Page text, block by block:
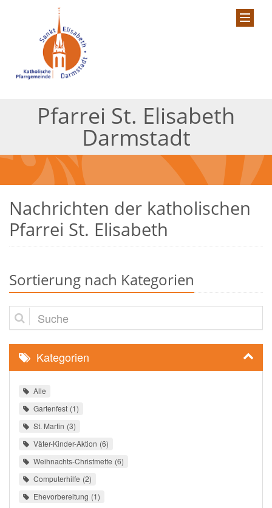
Pfarrei St. Elisabeth
Darmstadt
Nachrichten der katholischen
Pfarrei St. Elisabeth
Sortierung nach Kategorien
Suche
Kategorien
Alle
Gartenfest 1
St. Martin 3
Väter-Kinder-Aktion 6
Weihnachts-Christmette 6
Computerhilfe 2
Ehevorbereitung 1